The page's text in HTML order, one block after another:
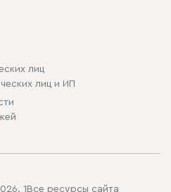
лиц
лиц и ИП
1Все ресурсы сайта